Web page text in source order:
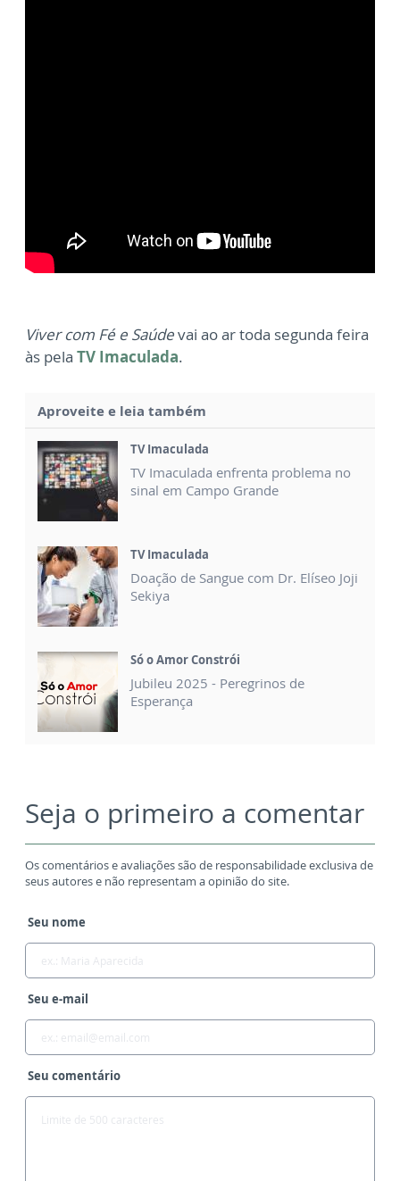
Viver com Fé e Saúdevai ao ar toda segunda feira
às pela TV Imaculada.
Aproveite e leia também
TV Imaculada
TV Imaculada enfrenta problema no
sinal em Campo Grande
TV Imaculada
Doação de Sangue com Dr. Elíseo Joji
Sekiya
Só o Amor Constrói
Jubileu 2025 - Peregrinos de
Esperança
Seja o primeiro a comentar
Os comentários e avaliações são de responsabilidade exclusiva de
seus autores e não representam a opinião do site.
Seu nome
Seu e-mail
Seu comentário